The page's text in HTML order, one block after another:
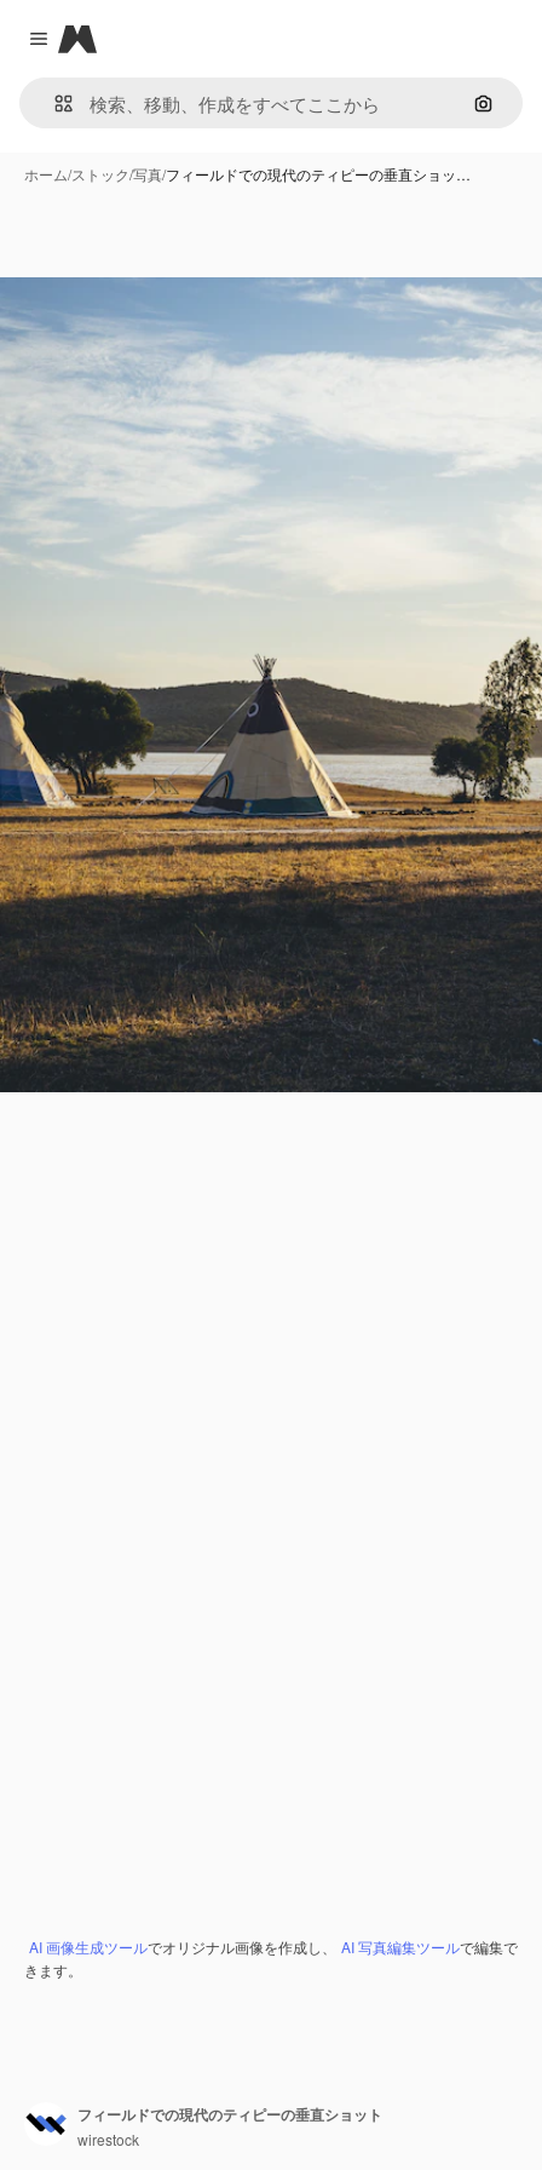
Close menu
Magnific
画像で
ホーム/ストック/写真/フィールドでの現代のティピーの垂直ショッ…
AI 画像生成ツールでオリジナル画像を作成し、 AI 写真編集ツールで編集で
きます。
フィールドでの現代のティピーの垂直ショット
wirestock